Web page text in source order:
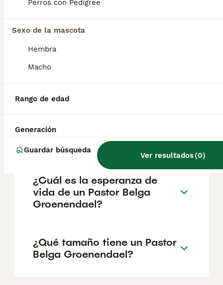
Perros con Pedigree
Sexo de la mascota
Hembra
Macho
Rango de edad
Generación
Guardar búsqueda
Ver resultados(0)
aproximadamente 1000€, aunque los precios
ubicación.
¿Cómo es el carácter de
desventajas de la raza
Pastor Belga Groenendael?
¿Cuál es la esperanza de
vida de un Pastor Belga
Groenendael?
¿Qué tamaño tiene un Pastor
Belga Groenendael?